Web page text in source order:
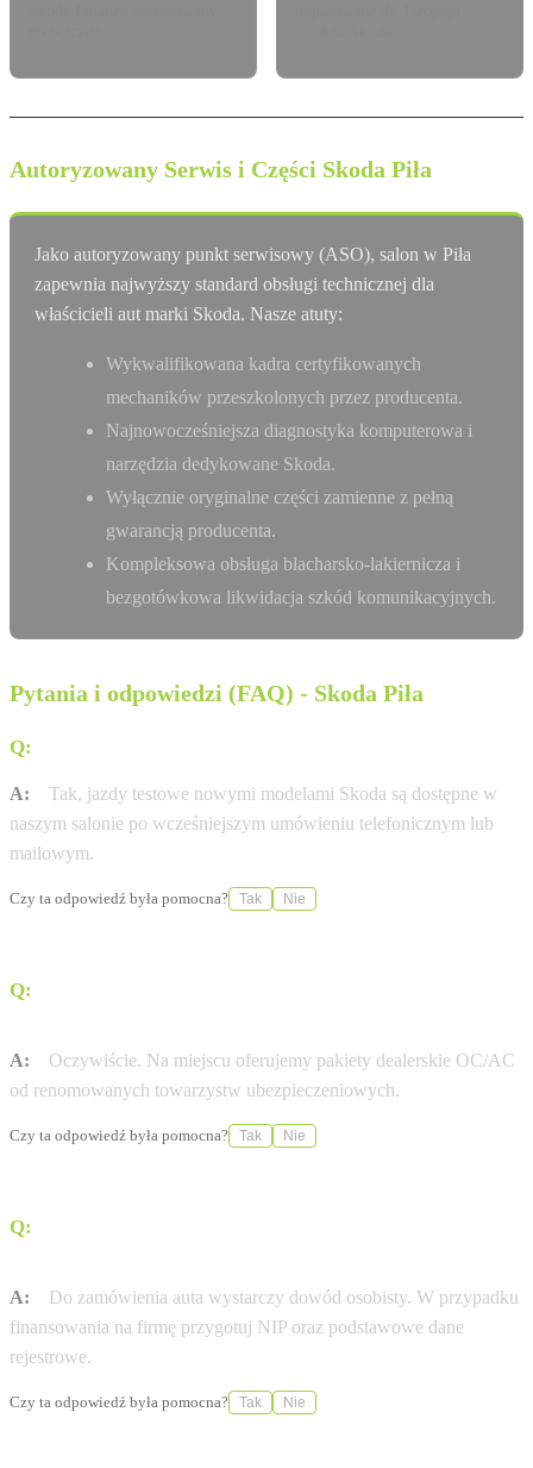
Autoryzowany Serwis i Części Skoda Piła
Jako autoryzowany punkt serwisowy (ASO), salon w Piła
zapewnia najwyższy standard obsługi technicznej dla
właścicieli aut marki Skoda. Nasze atuty:
Wykwalifikowana kadra certyfikowanych
mechaników przeszkolonych przez producenta.
Najnowocześniejsza diagnostyka komputerowa i
narzędzia dedykowane Skoda.
Wyłącznie oryginalne części zamienne z pełną
gwarancją producenta.
Kompleksowa obsługa blacharsko-lakiernicza i
bezgotówkowa likwidacja szkód komunikacyjnych.
Pytania i odpowiedzi (FAQ) - Skoda Piła
Q:
A:
Tak, jazdy testowe nowymi modelami Skoda są dostępne w
naszym salonie po wcześniejszym umówieniu telefonicznym lub
mailowym.
Czy ta odpowiedź była pomocna? Tak Nie
Q:
A:
Oczywiście. Na miejscu oferujemy pakiety dealerskie OC/AC
od renomowanych towarzystw ubezpieczeniowych.
Czy ta odpowiedź była pomocna? Tak Nie
Q:
A:
Do zamówienia auta wystarczy dowód osobisty. W przypadku
finansowania na firmę przygotuj NIP oraz podstawowe dane
rejestrowe.
Czy ta odpowiedź była pomocna? Tak Nie